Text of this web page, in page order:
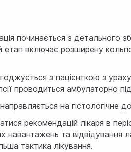
починається з детального
етап включає розширену
з пацієнткою з
проводиться амбулаторно
на гістологічне
рекомендацій лікаря в
навантажень та відвідування
тактика лікування.